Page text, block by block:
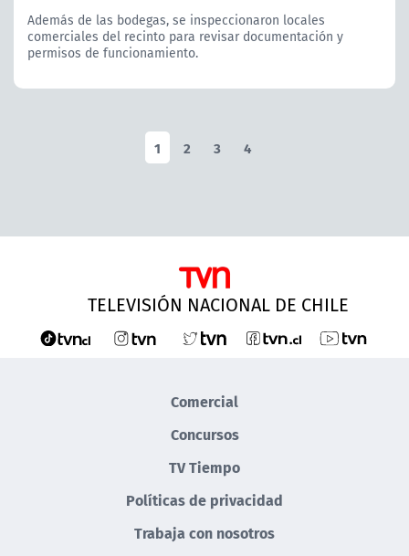
Además de las bodegas, se inspeccionaron locales
comerciales del recinto para revisar documentación y
permisos de funcionamiento.
1 2 3 4
TELEVISIÓN NACIONAL DE CHILE
Comercial
Concursos
TV Tiempo
Políticas de privacidad
Trabaja con nosotros